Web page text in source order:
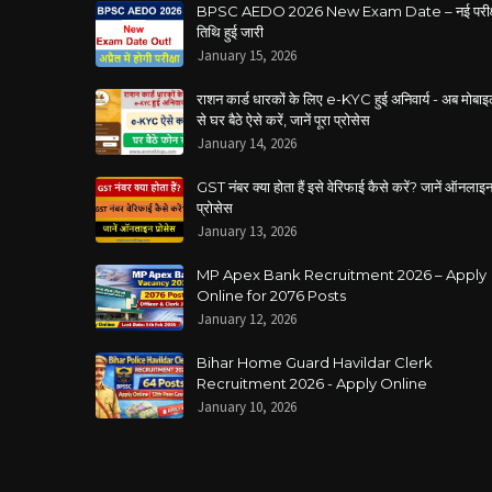
BPSC AEDO 2026 New Exam Date – नई
तिथि हुई जारी
January 15, 2026
राशन कार्ड धारकों के लिए e-KYC हुई अनिवार्य - अब
से घर बैठे ऐसे करें, जानें पूरा प्रोसेस
January 14, 2026
GST नंबर क्या होता हैं इसे वेरिफाई कैसे करें? जानें ऑनलाइन
प्रोसेस
January 13, 2026
MP Apex Bank Recruitment 2026 – Apply
Online for 2076 Posts
January 12, 2026
Bihar Home Guard Havildar Clerk
Recruitment 2026 - Apply Online
January 10, 2026